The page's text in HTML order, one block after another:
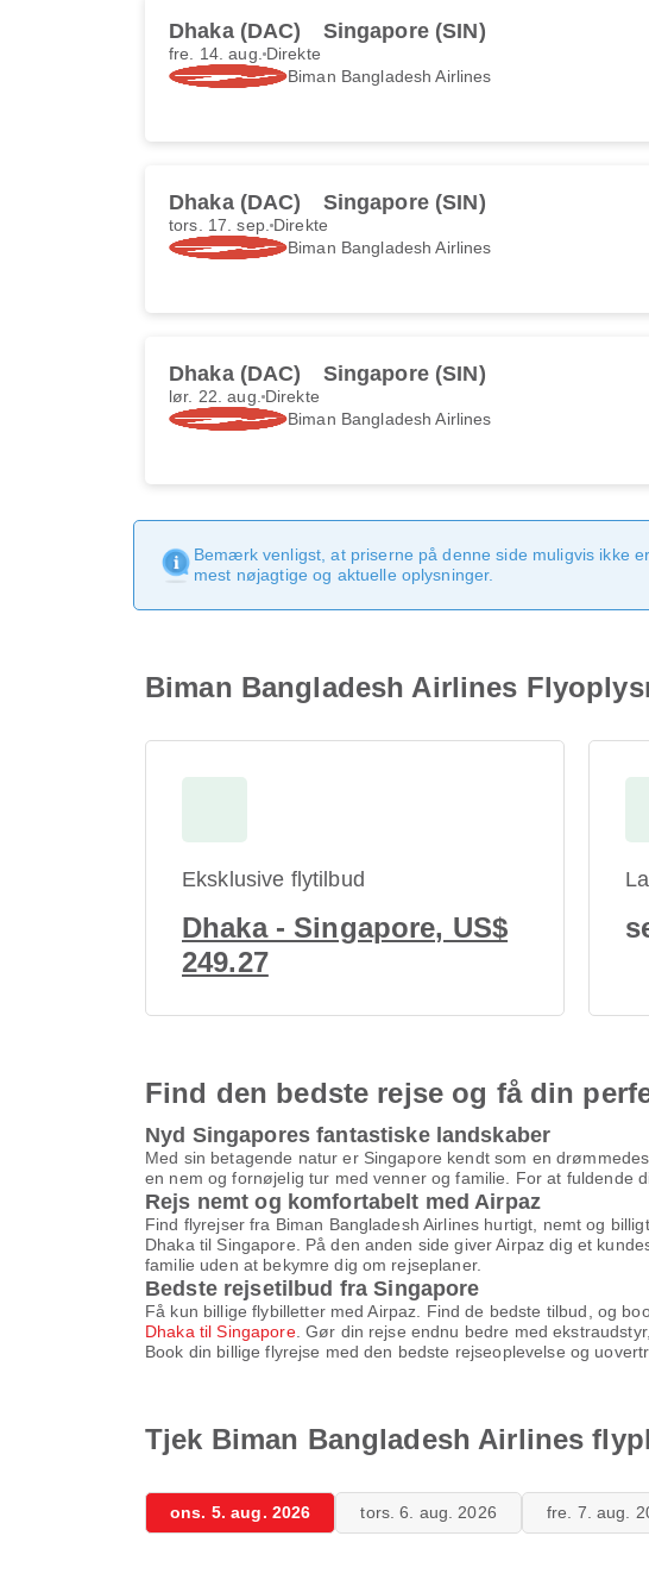
Dhaka (DAC) Singapore (SIN)
fre. 14. aug. Direkte
Biman Bangladesh Airlines
Dhaka (DAC) Singapore (SIN)
tors. 17. sep. Direkte
Biman Bangladesh Airlines
Dhaka (DAC) Singapore (SIN)
lør. 22. aug. Direkte
Biman Bangladesh Airlines
Bemærk venligst, at priserne på denne side muligvis ikke
mest nøjagtige og aktuelle oplysninger.
Biman Bangladesh Airlines
Eksklusive flytilbud
Dhaka - Singapore, US$
249.27
Find den bedste rejse og få din
Nyd Singapores fantastiske landskaber
Med sin betagende natur er Singapore kendt som en
en nem og fornøjelig tur med venner og familie. For at fuldende
Rejs nemt og komfortabelt med Airpaz
Find flyrejser fra Biman Bangladesh Airlines hurtigt, nemt og
Dhaka til Singapore. På den anden side giver Airpaz dig et
familie uden at bekymre dig om rejseplaner.
Bedste rejsetilbud fra Singapore
Få kun billige flybilletter med Airpaz. Find de bedste tilbud, og
Dhaka til Singapore. Gør din rejse endnu bedre med
Book din billige flyrejse med den bedste rejseoplevelse og
Tjek Biman Bangladesh Airlines
ons. 5. aug. 2026 tors. 6. aug. 2026 fre. 7. aug.